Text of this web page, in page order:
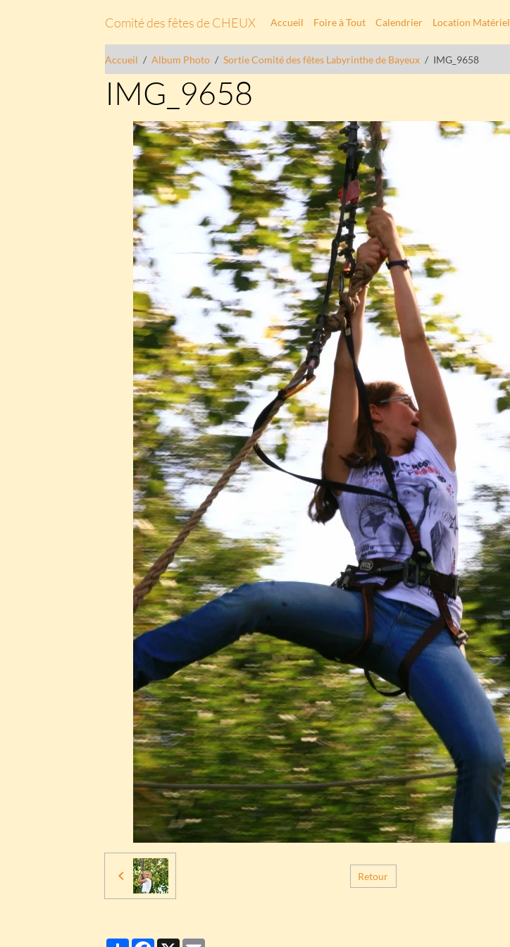
Comité des fêtes de CHEUX Accueil Foire à Tout Calendrier Location Matériel
Accueil Album Photo Sortie Comité des fêtes Labyrinthe de Bayeux IMG_9658
IMG_9658
Retour
PartagerFacebook
X